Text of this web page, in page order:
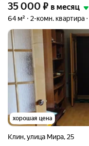
35 000 ₽ в месяц
64 м² 2-комн. квартира
хорошая цена
Клин,улица Мира, 25